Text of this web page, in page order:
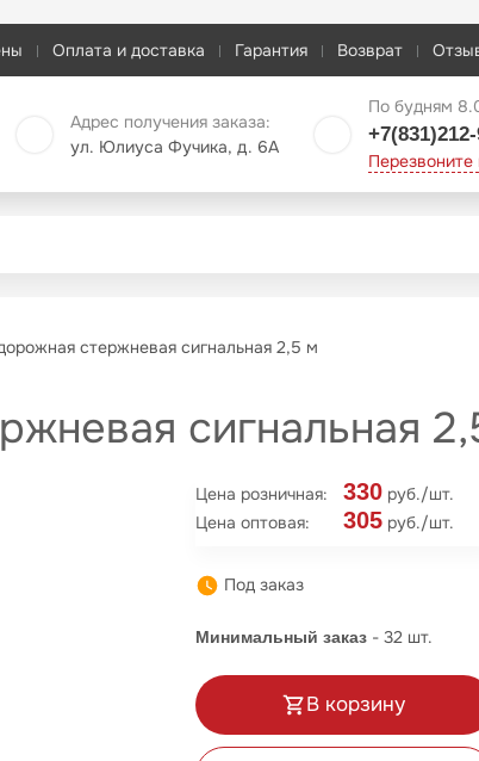
Оплата и доставка Гарантия Возврат
Адрес получения заказа:
ул. Юлиуса Фучика, д. 6А
По будням
стержневая сигнальная 2,5 м
сигнальная
Цена розничная: 330руб./шт.
Цена оптовая:
305руб./шт.
Под заказ
Минимальный заказ- 32 шт.
В корзину